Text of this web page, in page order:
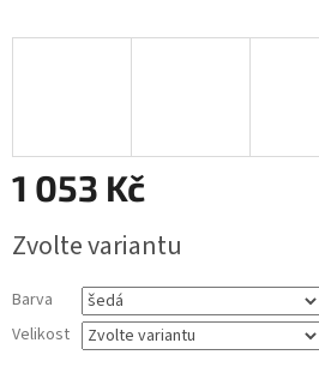
1 053 Kč
cena:
Zvolte variantu
Barva
Velikost